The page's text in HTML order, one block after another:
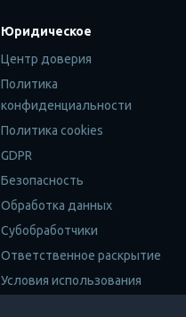
Юридическое
Центр доверия
Политика
конфиденциальности
Политика cookies
GDPR
Безопасность
Обработка данных
Субобработчики
Ответственное раскрытие
Условия использования